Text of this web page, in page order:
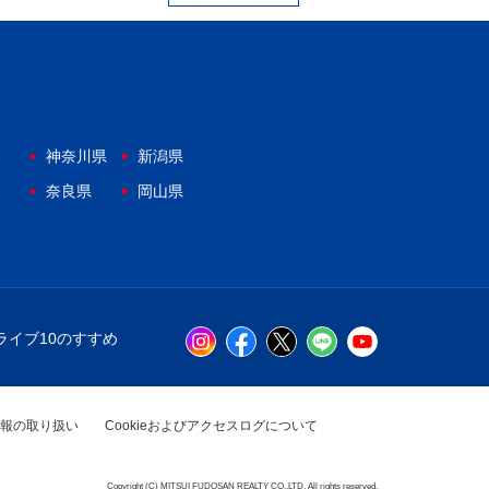
神奈川県
新潟県
奈良県
岡山県
イブ10のすすめ
の取り扱い
Cookieおよびアクセスログについて
Copyright (C) MITSUI FUDOSAN REALTY CO.,LTD. All rights reserved.